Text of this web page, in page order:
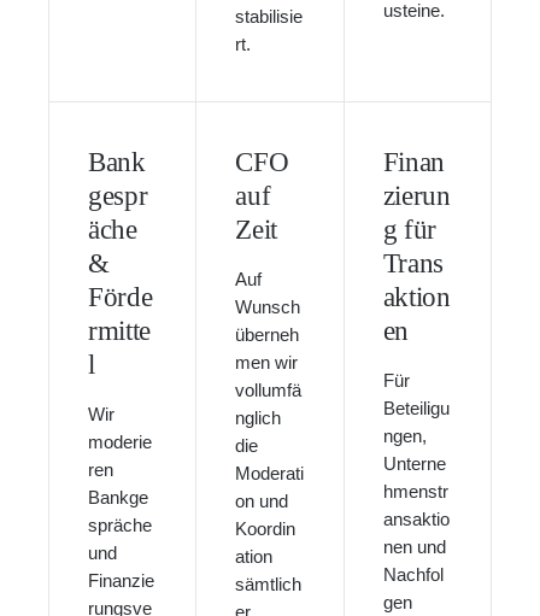
stabilisie
rt.
usteine.
Bank
gespr
äche
&
Förde
rmitte
l
Wir
moderie
ren
Bankge
spräche
und
Finanzie
rungsve
CFO
auf
Zeit
Auf
Wunsch
überneh
men wir
vollumfä
nglich
die
Moderati
on und
Koordin
ation
sämtlich
Finan
zierun
g für
Trans
aktion
en
Für
Beteiligu
ngen,
Unterne
hmenstr
ansaktio
nen und
Nachfol
gen